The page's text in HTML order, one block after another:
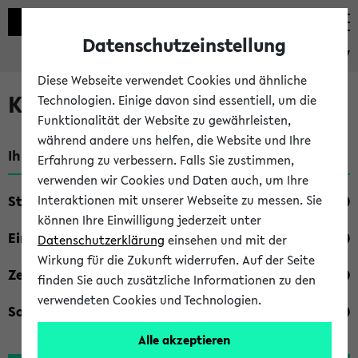
eKVV
Kombisuche im eKVV
Ihre Suchkriterien:
Studienfach
Einrichtung
Zeiten
Sonstiges
Datenschutzeinstellung
Diese Webseite verwendet Cookies und ähnliche
Technologien. Einige davon sind essentiell, um die
Funktionalität der Website zu gewährleisten,
während andere uns helfen, die Website und Ihre
Erfahrung zu verbessern. Falls Sie zustimmen,
verwenden wir Cookies und Daten auch, um Ihre
Interaktionen mit unserer Webseite zu messen. Sie
können Ihre Einwilligung jederzeit unter
Datenschutzerklärung einsehen und mit der
Wirkung für die Zukunft widerrufen. Auf der Seite
finden Sie auch zusätzliche Informationen zu den
verwendeten Cookies und Technologien.
Alle akzeptieren